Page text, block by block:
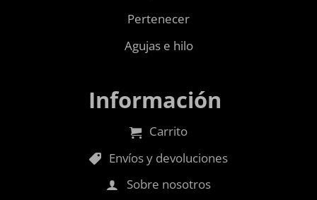
Pertenecer
Agujas e hilo
Información
Carrito
Envíos y devoluciones
Sobre nosotros